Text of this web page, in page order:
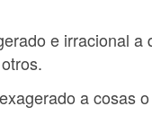
e irracional
a cosas